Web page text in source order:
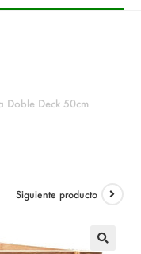
Deck 50cm
Siguiente producto